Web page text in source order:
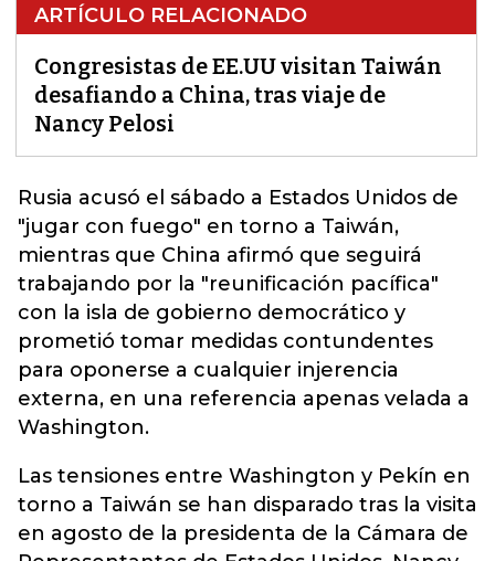
ARTÍCULO RELACIONADO
Congresistas de EE.UU visitan Taiwán
desafiando a China, tras viaje de
Nancy Pelosi
Rusia acusó el sábado a Estados Unidos de
"jugar con fuego" en torno a Taiwán,
mientras que China afirmó que seguirá
trabajando por la "reunificación pacífica"
con la isla de gobierno democrático y
prometió tomar medidas contundentes
para oponerse a cualquier injerencia
externa, en una referencia apenas velada a
Washington.
Las tensiones entre Washington y Pekín en
torno a Taiwán se han disparado tras la visita
en agosto de la presidenta de la Cámara de